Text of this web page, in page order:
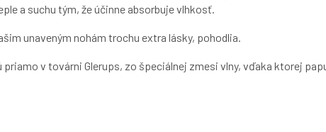
a suchu tým, že účinne absorbuje vlhkosť.
unaveným nohám trochu extra lásky, pohodlia.
priamo v továrni Glerups, zo špeciálnej zmesi vlny, vďaka ktorej